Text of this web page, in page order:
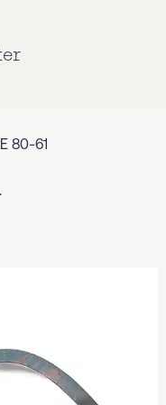
80-61